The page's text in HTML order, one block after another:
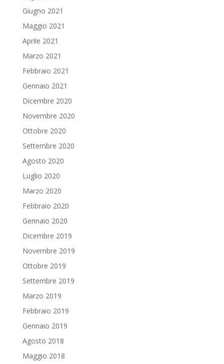
Giugno 2021
Maggio 2021
Aprile 2021
Marzo 2021
Febbraio 2021
Gennaio 2021
Dicembre 2020
Novembre 2020
Ottobre 2020
Settembre 2020
Agosto 2020
Luglio 2020
Marzo 2020
Febbraio 2020
Gennaio 2020
Dicembre 2019
Novembre 2019
Ottobre 2019
Settembre 2019
Marzo 2019
Febbraio 2019
Gennaio 2019
Agosto 2018
Maggio 2018